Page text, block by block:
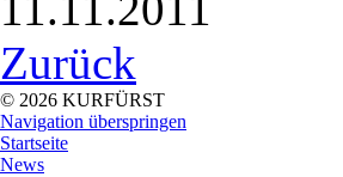
Zurück
© 2026 KURFÜRST
Navigation überspringen
Startseite
News